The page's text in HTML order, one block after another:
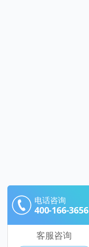
电话咨询
400-166-3656
客服咨询